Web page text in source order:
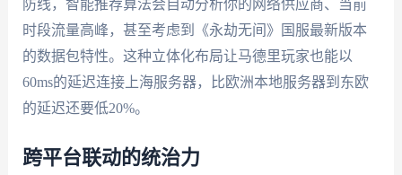
防线，智能推荐算法会自动分析你的网络供应商、当前
时段流量高峰，甚至考虑到《永劫无间》国服最新版本
的数据包特性。这种立体化布局让马德里玩家也能以
60ms的延迟连接上海服务器，比欧洲本地服务器到东欧
的延迟还要低20%。
跨平台联动的统治力